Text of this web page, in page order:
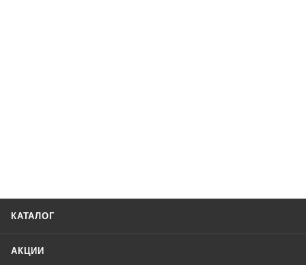
КАТАЛОГ
АКЦИИ